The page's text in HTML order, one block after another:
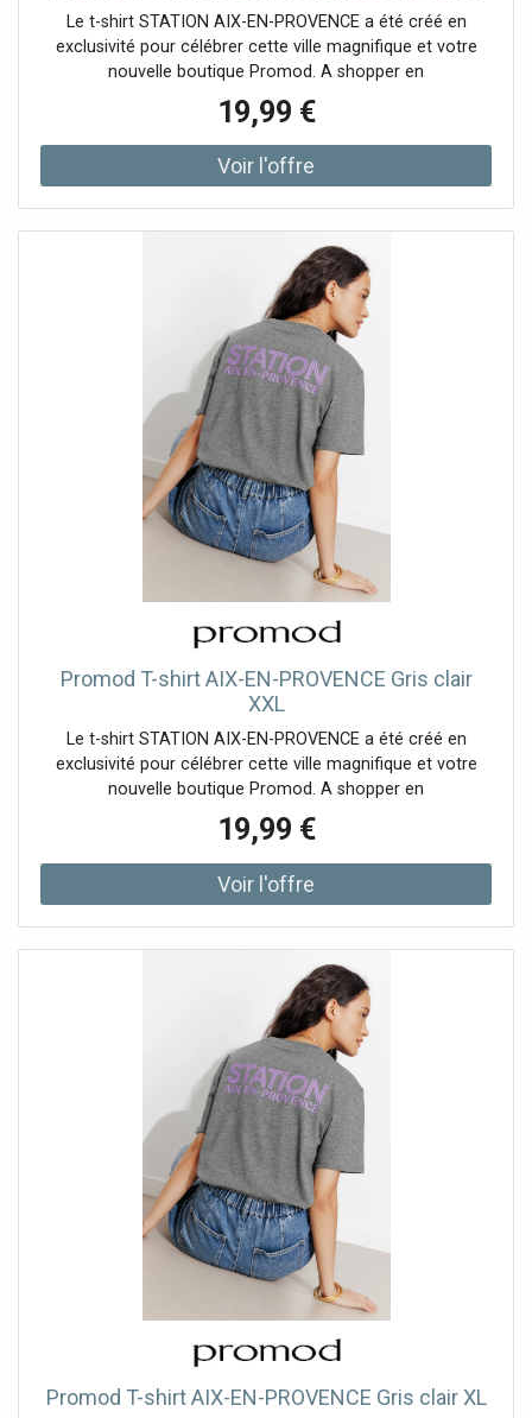
Le t-shirt STATION AIX-EN-PROVENCE a été créé en
exclusivité pour célébrer cette ville magnifique et votre
nouvelle boutique Promod. A shopper en
19,99 €
Promod T-shirt AIX-EN-PROVENCE Gris clair
XXL
Le t-shirt STATION AIX-EN-PROVENCE a été créé en
exclusivité pour célébrer cette ville magnifique et votre
nouvelle boutique Promod. A shopper en
19,99 €
Promod T-shirt AIX-EN-PROVENCE Gris clair XL